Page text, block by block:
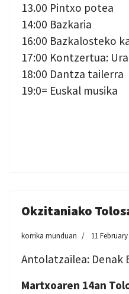
13.00 Pintxo potea
14:00 Bazkaria
16:00 Bazkalosteko
17:00 Kontzertua:
18:00 Dantza tailerra
19:0= Euskal musika
Okzitaniako
korrika munduan 11
Antolatzailea: Denak
Martxoaren 14an